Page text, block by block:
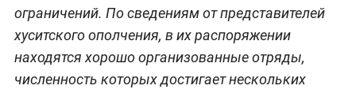
ограничений. По сведениям от представителей
хуситского ополчения, в их распоряжении
находятся хорошо организованные отряды,
численность которых достигает нескольких